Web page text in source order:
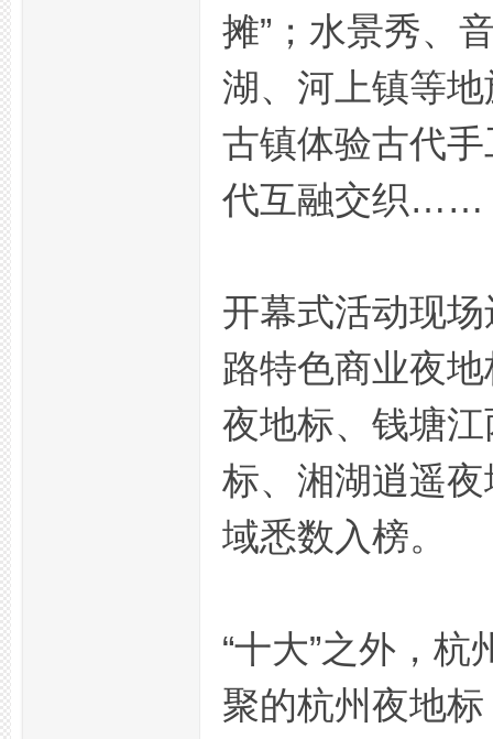
摊”；水景秀、
湖、河上镇等
古镇体验古代
代互融交织……
开幕式活动现
路特色商业夜
夜地标、钱塘
标、湘湖逍遥
域悉数入榜。
“十大”之外，
聚的杭州夜地